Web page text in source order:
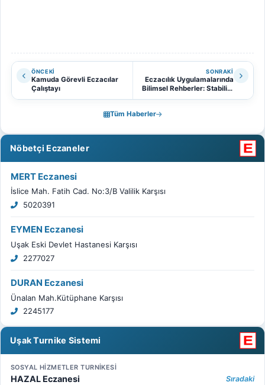
ÖNCEKI
Kamuda Görevli Eczacılar
Çalıştayı
SONRAKI
Eczacılık Uygulamalarında
Bilimsel Rehberler: Stabilite
Kılavuzları Yayımlandı
Tüm Haberler
Nöbetçi Eczaneler
MERT Eczanesi
İslice Mah. Fatih Cad. No:3/B Valilik Karşısı
5020391
EYMEN Eczanesi
Uşak Eski Devlet Hastanesi Karşısı
2277027
DURAN Eczanesi
Ünalan Mah.Kütüphane Karşısı
2245177
Uşak Turnike Sistemi
SOSYAL HİZMETLER TURNİKESİ
HAZAL Eczanesi Sıradaki